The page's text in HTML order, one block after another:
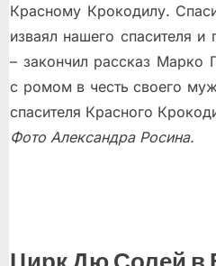
Красному Крокодилу.
изваял нашего спасителя и
– закончил рассказ Марко
с ромом в честь своего
спасителя Красного
Фото Александра Росина.